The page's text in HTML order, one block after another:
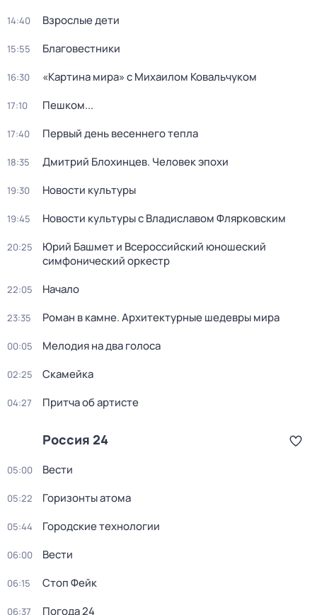
14:40 Взрослые дети
15:55 Благовестники
16:30 «Картина мира» с Михаилом Ковальчуком
17:10 Пешком...
17:40 Первый день весеннего тепла
18:35 Дмитрий Блохинцев. Человек эпохи
19:30 Новости культуры
19:45 Новости культуры с Владиславом Флярковским
20:25
Юрий Башмет и Всероссийский юношеский
симфонический оркестр
22:05 Начало
23:35 Роман в камне. Архитектурные шедевры мира
00:05 Мелодия на два голоса
02:25 Скамейка
04:27 Притча об артисте
Россия 24
05:00 Вести
05:22 Горизонты атома
05:44 Городские технологии
06:00 Вести
06:15 Стоп Фейк
06:37 Погода 24